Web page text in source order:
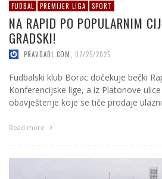
FUDBAL PREMIJER LIGA SPORT
NA RAPID PO POPULARNIM
GRADSKI!
PRAVDABL.COM 02/25/2025
Fudbalski klub Borac dočekuje bečki
Konferencijske lige, a iz Platonove
obavještenje koje se tiče prodaje
Read more